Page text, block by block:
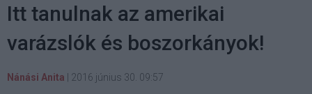
Itt tanulnak az amerikai
varázslók és boszorkányok!
Nánási Anita | 2016 június 30. 09:57